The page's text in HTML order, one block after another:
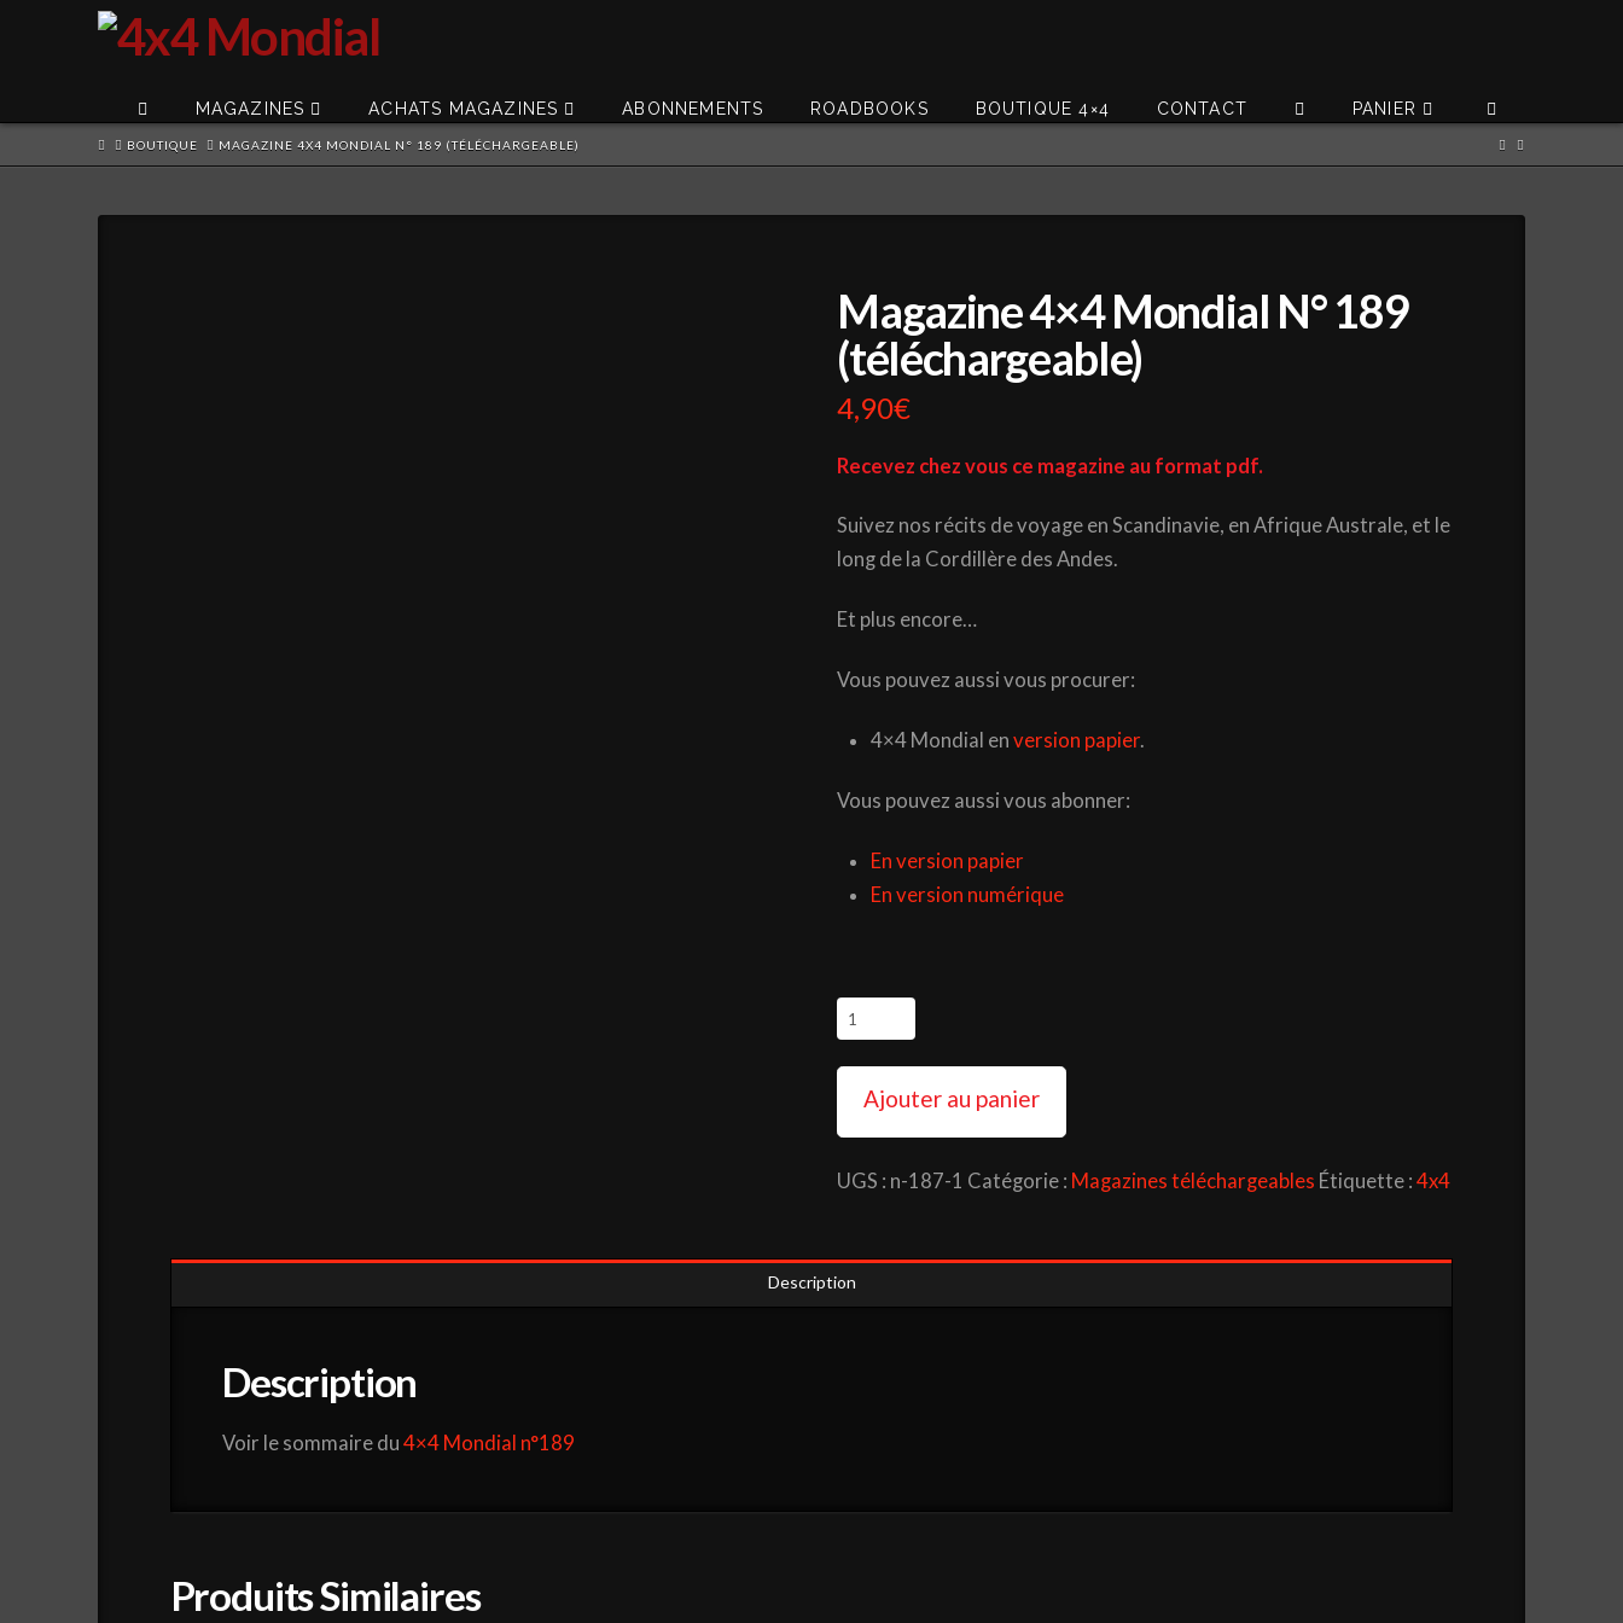
MAGAZINES ACHATS MAGAZINES ABONNEMENTS ROADBOOKS BOUTIQUE 4×4 CONTACT PANIER
HOMEBOUTIQUE MAGAZINE 4X4 MONDIAL N° 189 (TÉLÉCHARGEABLE)
Magazine 4×4 Mondial N° 189
(téléchargeable)
4,90€
Recevez chez vous ce magazine au format pdf.
Suivez nos récits de voyage en Scandinavie, en Afrique Australe, et le
long de la Cordillère des Andes.
Et plus encore…
Vous pouvez aussi vous procurer:
4×4 Mondial en version papier.
Vous pouvez aussi vous abonner:
En version papier
En version numérique
quantité
de
4x4
N°
Ajouter au panier
UGS : n-187-1 Catégorie : Magazines téléchargeables Étiquette :4x4
Description
Description
Voir le sommaire du4×4 Mondial n°189
Produits Similaires